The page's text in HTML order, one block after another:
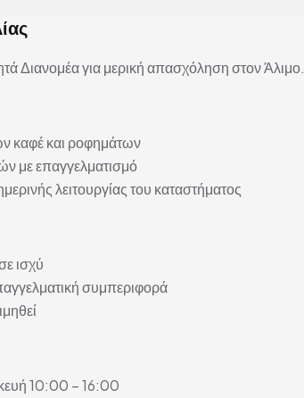
Διανομέα για μερική απασχόληση στον Άλιμο.
καφέ και ροφημάτων
με επαγγελματισμό
λειτουργίας του καταστήματος
ισχύ
συμπεριφορά
10:00 – 16:00